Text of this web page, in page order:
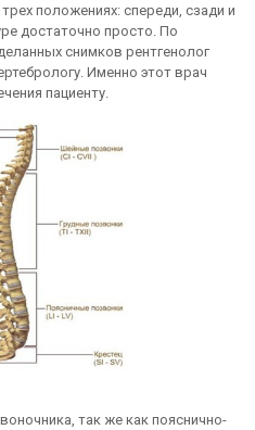
положениях: спереди, сзади и
достаточно просто. По
снимков рентгенолог
Именно этот врач
пациенту.
так же как пояснично-